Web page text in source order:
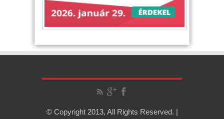
© Copyright 2013, All Rights Reserved. |